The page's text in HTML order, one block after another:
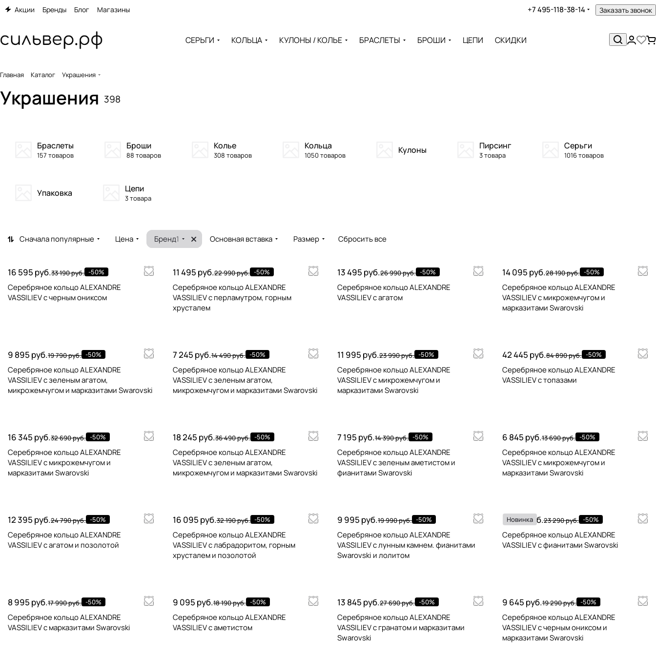
Акции Бренды Блог Магазины +7 495-118-38-14 Заказать звонок
СЕРЬГИ КОЛЬЦА КУЛОНЫ / КОЛЬЕ БРАСЛЕТЫ БРОШИ ЦЕПИ СКИДКИ
Главная Каталог Украшения
Украшения 398
Браслеты
157 товаров
Броши
88 товаров
Колье
308 товаров
Кольца
1050 товаров
Кулоны Пирсинг
3 товара
Серьги
1016 товаров
Упаковка Цепи
3 товара
Сначала популярные Цена Бренд1 Основная вставка Размер Сбросить все
16 595 руб.33 190 руб. -50%
Серебряное кольцо ALEXANDRE
VASSILIEV с черным ониксом
11 495 руб.22 990 руб. -50%
Серебряное кольцо ALEXANDRE
VASSILIEV с перламутром, горным
хрусталем
13 495 руб.26 990 руб. -50%
Серебряное кольцо ALEXANDRE
VASSILIEV с агатом
14 095 руб.28 190 руб. -50%
Серебряное кольцо ALEXANDRE
VASSILIEV с микрожемчугом и
марказитами Swarovski
9 895 руб.19 790 руб. -50%
Серебряное кольцо ALEXANDRE
VASSILIEV с зеленым агатом,
микрожемчугом и марказитами Swarovski
7 245 руб.14 490 руб. -50%
Серебряное кольцо ALEXANDRE
VASSILIEV с зеленым агатом,
микрожемчугом и марказитами Swarovski
11 995 руб.23 990 руб. -50%
Серебряное кольцо ALEXANDRE
VASSILIEV с микрожемчугом и
марказитами Swarovski
42 445 руб.84 890 руб. -50%
Серебряное кольцо ALEXANDRE
VASSILIEV с топазами
16 345 руб.32 690 руб. -50%
Серебряное кольцо ALEXANDRE
VASSILIEV с микрожемчугом и
марказитами Swarovski
18 245 руб.36 490 руб. -50%
Серебряное кольцо ALEXANDRE
VASSILIEV с зеленым агатом,
микрожемчугом и марказитами Swarovski
7 195 руб.14 390 руб. -50%
Серебряное кольцо ALEXANDRE
VASSILIEV с зеленым аметистом и
фианитами Swarovski
6 845 руб.13 690 руб. -50%
Серебряное кольцо ALEXANDRE
VASSILIEV с микрожемчугом и
марказитами Swarovski
12 395 руб.24 790 руб. -50%
Серебряное кольцо ALEXANDRE
VASSILIEV с агатом и позолотой
16 095 руб.32 190 руб. -50%
Серебряное кольцо ALEXANDRE
VASSILIEV с лабрадоритом, горным
хрусталем и позолотой
9 995 руб.19 990 руб. -50%
Серебряное кольцо ALEXANDRE
VASSILIEV с лунным камнем. фианитами
Swarovski и лолитом
Новинка
11 645 руб.23 290 руб. -50%
Серебряное кольцо ALEXANDRE
VASSILIEV с фианитами Swarovski
8 995 руб.17 990 руб. -50%
Серебряное кольцо ALEXANDRE
VASSILIEV с марказитами Swarovski
9 095 руб.18 190 руб. -50%
Серебряное кольцо ALEXANDRE
VASSILIEV с аметистом
13 845 руб.27 690 руб. -50%
Серебряное кольцо ALEXANDRE
VASSILIEV с гранатом и марказитами
Swarovski
9 645 руб.19 290 руб. -50%
Серебряное кольцо ALEXANDRE
VASSILIEV с черным ониксом и
марказитами Swarovski